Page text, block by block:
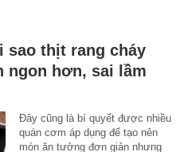
sao thịt rang cháy
ngon hơn, sai lầm
Đây cũng là bí quyết được nhiều
quán cơm áp dụng để tạo nên
món ăn tưởng đơn giản nhưng